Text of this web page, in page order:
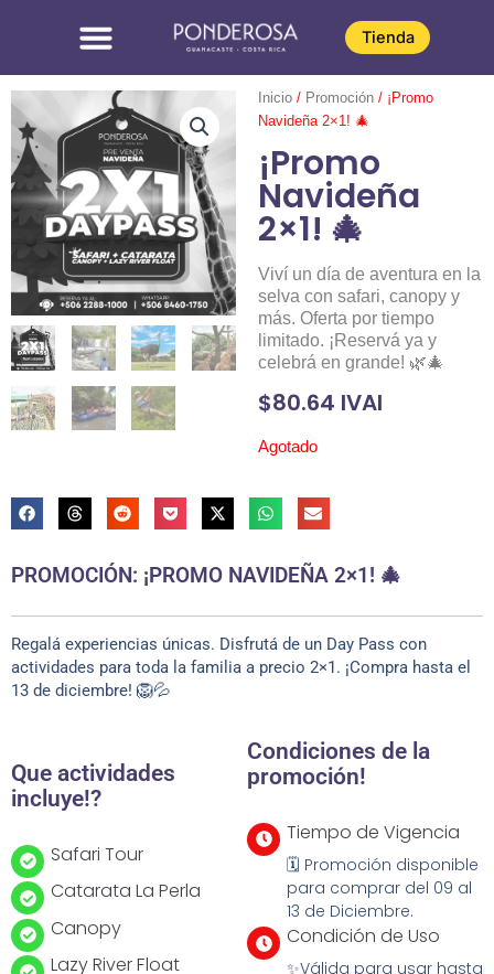
al
contenido
Tienda
Inicio / Promoción / ¡Promo
Navideña 2×1! 🎄
¡Promo
Navideña
2×1! 🎄
Viví un día de aventura en la
selva con safari, canopy y
más. Oferta por tiempo
limitado. ¡Reservá ya y
celebrá en grande! 🌿🎄
$80.64 IVAI
Agotado
PROMOCIÓN: ¡PROMO NAVIDEÑA 2×1! 🎄
Regalá experiencias únicas. Disfrutá de un Day Pass con
actividades para toda la familia a precio 2×1. ¡Compra hasta el
13 de diciembre! 🦁💦
Que actividades
incluye!?
Safari Tour
Catarata La Perla
Canopy
Lazy River Float
Condiciones de la
promoción!
Tiempo de Vigencia
🗓 Promoción disponible
para comprar del 09 al
13 de Diciembre.
Condición de Uso
✨Válida para usar hasta